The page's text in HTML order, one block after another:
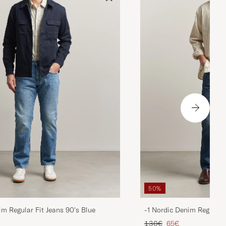
Regular Fit Jeans 90's Blue
hinta
50%
-1 Nordic Denim Regular
Tavallinen hinta
130€ Alennettu hinta
65€